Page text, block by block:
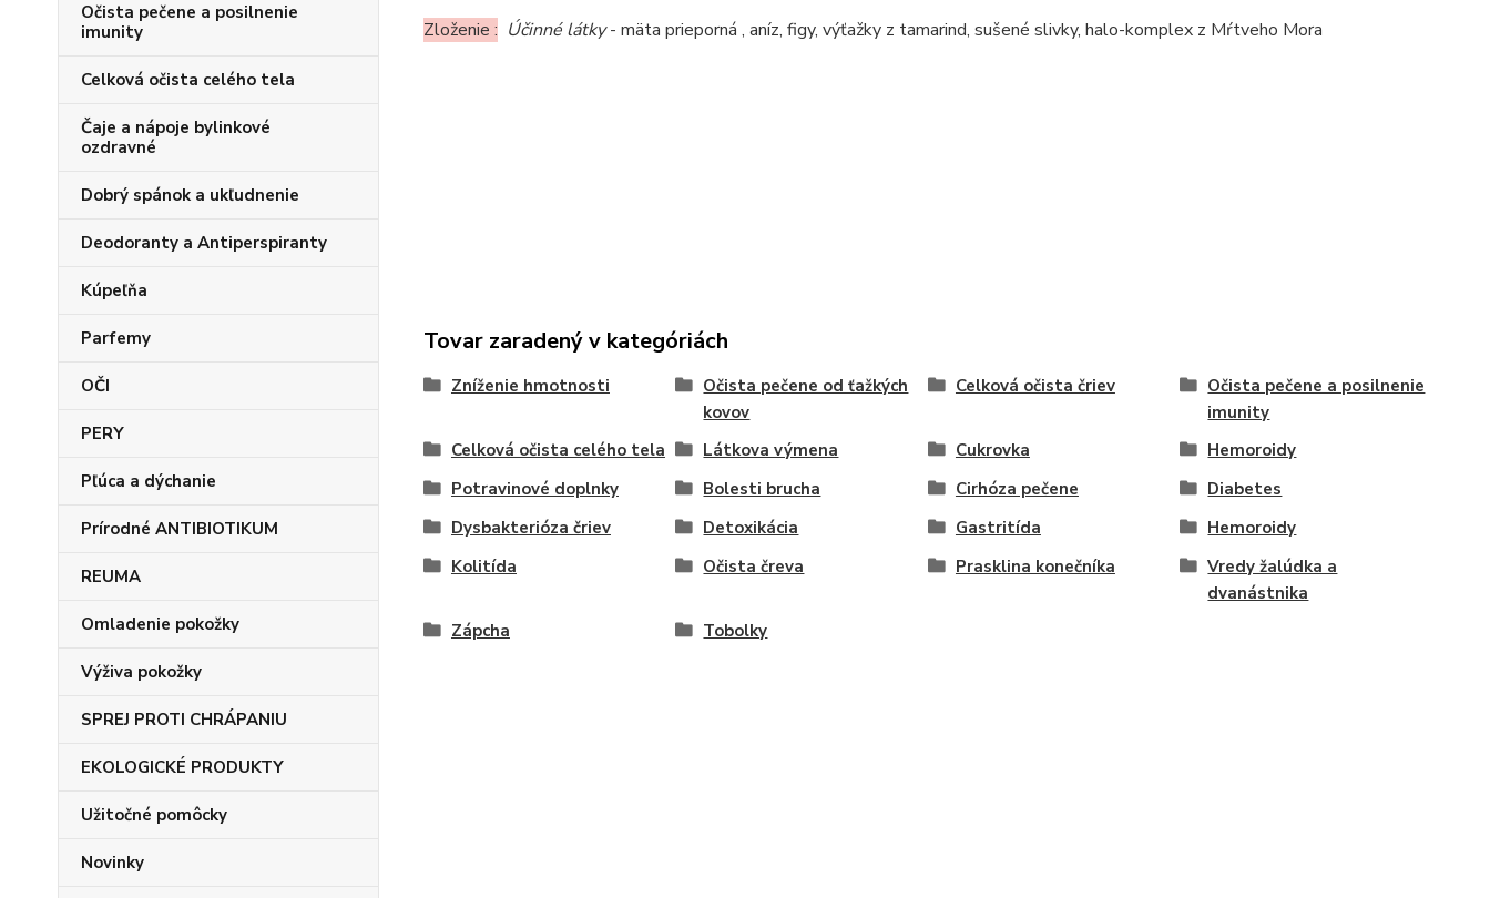
Očista pečene a posilnenie
imunity
Celková očista celého tela
Čaje a nápoje bylinkové
ozdravné
Dobrý spánok a ukľudnenie
Deodoranty a Antiperspiranty
Kúpeľňa
Parfemy
OČI
PERY
Pľúca a dýchanie
Prírodné ANTIBIOTIKUM
REUMA
Omladenie pokožky
Výživa pokožky
SPREJ PROTI CHRÁPANIU
EKOLOGICKÉ PRODUKTY
Užitočné pomôcky
Novinky
Zloženie : Účinné látky- mäta prieporná , aníz, figy, výťažky z tamarind, sušené slivky, halo-komplex z Mŕtveho Mora
Tovar zaradený v kategóriách
Zníženie hmotnosti
Očista pečene od ťažkých
kovov
Celková očista čriev
Očista pečene a posilnenie
imunity
Celková očista celého tela
Látkova výmena Cukrovka
Hemoroidy
Potravinové doplnky
Bolesti brucha Cirhóza pečene
Diabetes
Dysbakterióza čriev
Detoxikácia Gastritída
Hemoroidy
Kolitída
Očista čreva Prasklina konečníka
Vredy žalúdka a
dvanástnika
Zápcha
Tobolky